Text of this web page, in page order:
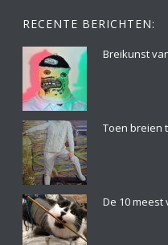
RECENTE BERICHTEN:
Breikunst
Toen breien
De 10